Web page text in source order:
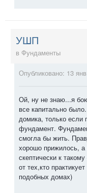
УШП
в Фундаменты
Опубликовано: 13
Ой, ну не знаю...я
все капитально
домика, только если
фундамент.
смогла бы жить.
хорошо прижилось,
скептически к
от тех,кто
подобных домах)